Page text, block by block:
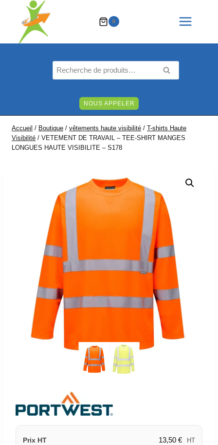
contenu
0
Recherche
pour :
RECHERCHE
NOUS APPELER
Accueil / Boutique / vêtements haute visibilité / T-shirts Haute
Visibilité / VETEMENT DE TRAVAIL – TEE-SHIRT MANGES
LONGUES HAUTE VISIBILITE – S178
Prix HT 13,50 € HT